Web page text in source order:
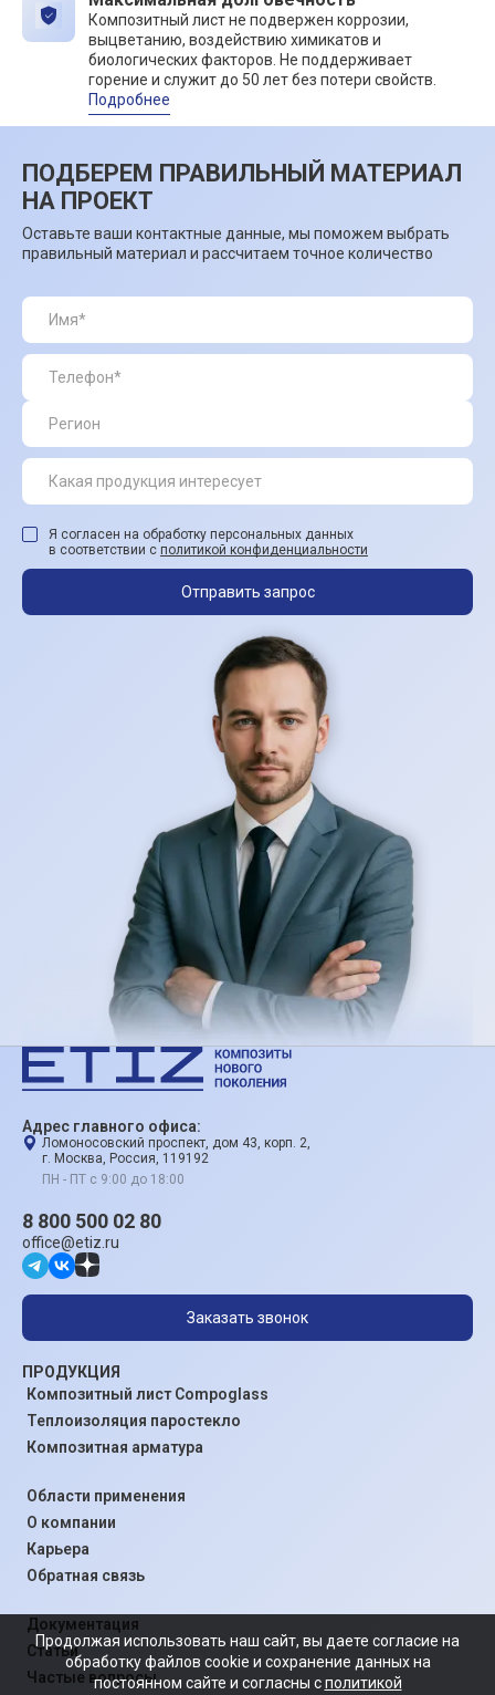
Композитный лист не подвержен коррозии,
выцветанию, воздействию химикатов и
биологических факторов. Не поддерживает
горение и служит до 50 лет без потери свойств.
Подробнее
ПОДБЕРЕМ ПРАВИЛЬНЫЙ МАТЕРИАЛ
НА ПРОЕКТ
Оставьте ваши контактные данные, мы поможем выбрать
правильный материал и рассчитаем точное количество
Я согласен на обработку персональных данных
в соответствии с политикой конфиденциальности
Отправить запрос
Адрес главного офиса:
Ломоносовский проспект, дом 43, корп. 2,
г. Москва, Россия, 119192
ПН - ПТ с 9:00 до 18:00
ПРОДУКЦИЯ
Композитный лист Compoglass
Теплоизоляция паростекло
Композитная арматура
Области применения
О компании
Карьера
Обратная связь
Документация
Статьи
Частые вопросы
8 800 500 02 80
office@etiz.ru
Заказать звонок
Продолжая использовать наш сайт, вы даете согласие на
обработку файлов cookie и сохранение данных на
постоянном сайте и согласны сполитикой